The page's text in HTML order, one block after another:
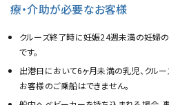
療・介助が必要なお客様
クルーズ終了時に妊娠24週未満の妊婦
です。
出港日において6ヶ月未満の乳児、クル
お客様のご乗船はできません。